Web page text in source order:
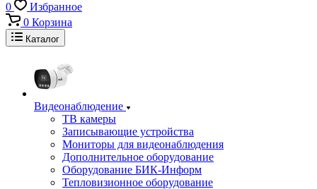
0
Избранное
0 Корзина
Каталог
Видеонаблюдение
ТВ камеры
Записывающие устройства
Мониторы для видеонаблюдения
Дополнительное оборудование
Оборудование БИК-Информ
Тепловизионное оборудование